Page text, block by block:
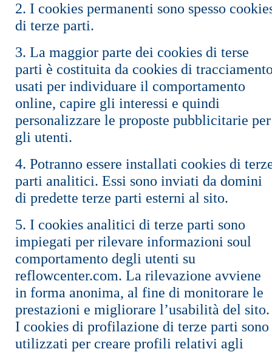
2. I cookies permanenti sono spesso
di terze parti.
3. La maggior parte dei cookies di terse
parti è costituita da cookies di
usati per individuare il comportamento
online, capire gli interessi e quindi
personalizzare le proposte pubblicitarie per
gli utenti.
4. Potranno essere installati cookies di
parti analitici. Essi sono inviati da domini
di predette terze parti esterni al sito.
5. I cookies analitici di terze parti sono
impiegati per rilevare informazioni soul
comportamento degli utenti su
reflowcenter.com. La rilevazione avviene
in forma anonima, al fine di monitorare le
prestazioni e migliorare l’usabilità del sito.
I cookies di profilazione di terze parti sono
utilizzati per creare profili relativi agli